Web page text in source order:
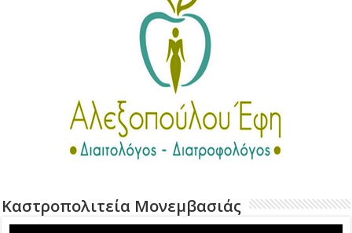
Καστροπολιτεία Μονεμβασιάς